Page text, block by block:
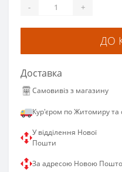
- +
ДО
Доставка
Самовивіз з магазину
Кур'єром по Житомиру та
У відділення Нової
Пошти
За адресою Новою